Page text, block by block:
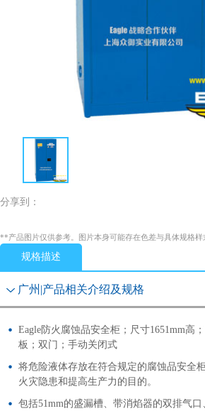
分享到：
**产品图片仅供参考。图片本身可能存在色差与具体规格
规格描述
广州|产品相关介绍及规格
Eagle防火腐蚀品安全柜；尺寸1651mm高
板；双门；手动关闭式
将危险液体存放在符合规定的腐蚀品安全
火灾隐患和提高生产力的目的。
包括51mm的盛漏槽、带消焰器的双排气